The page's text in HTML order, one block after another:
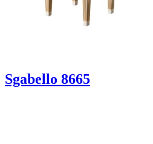
Sgabello 8665